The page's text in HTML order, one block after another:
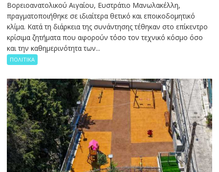
Βορειοανατολικού Αιγαίου, Ευστράτιο Μανωλακέλλη,
πραγματοποιήθηκε σε ιδιαίτερα θετικό και εποικοδομητικό
κλίμα. Κατά τη διάρκεια της συνάντησης τέθηκαν στο επίκεντρο
κρίσιμα ζητήματα που αφορούν τόσο τον τεχνικό κόσμο όσο
και την καθημερινότητα των...
ΠΟΛΙΤΙΚΑ